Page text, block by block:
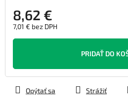
8,62 €
7,01 € bez DPH
Jednotková
PRIDAŤ DO
Opýtať sa Strážiť